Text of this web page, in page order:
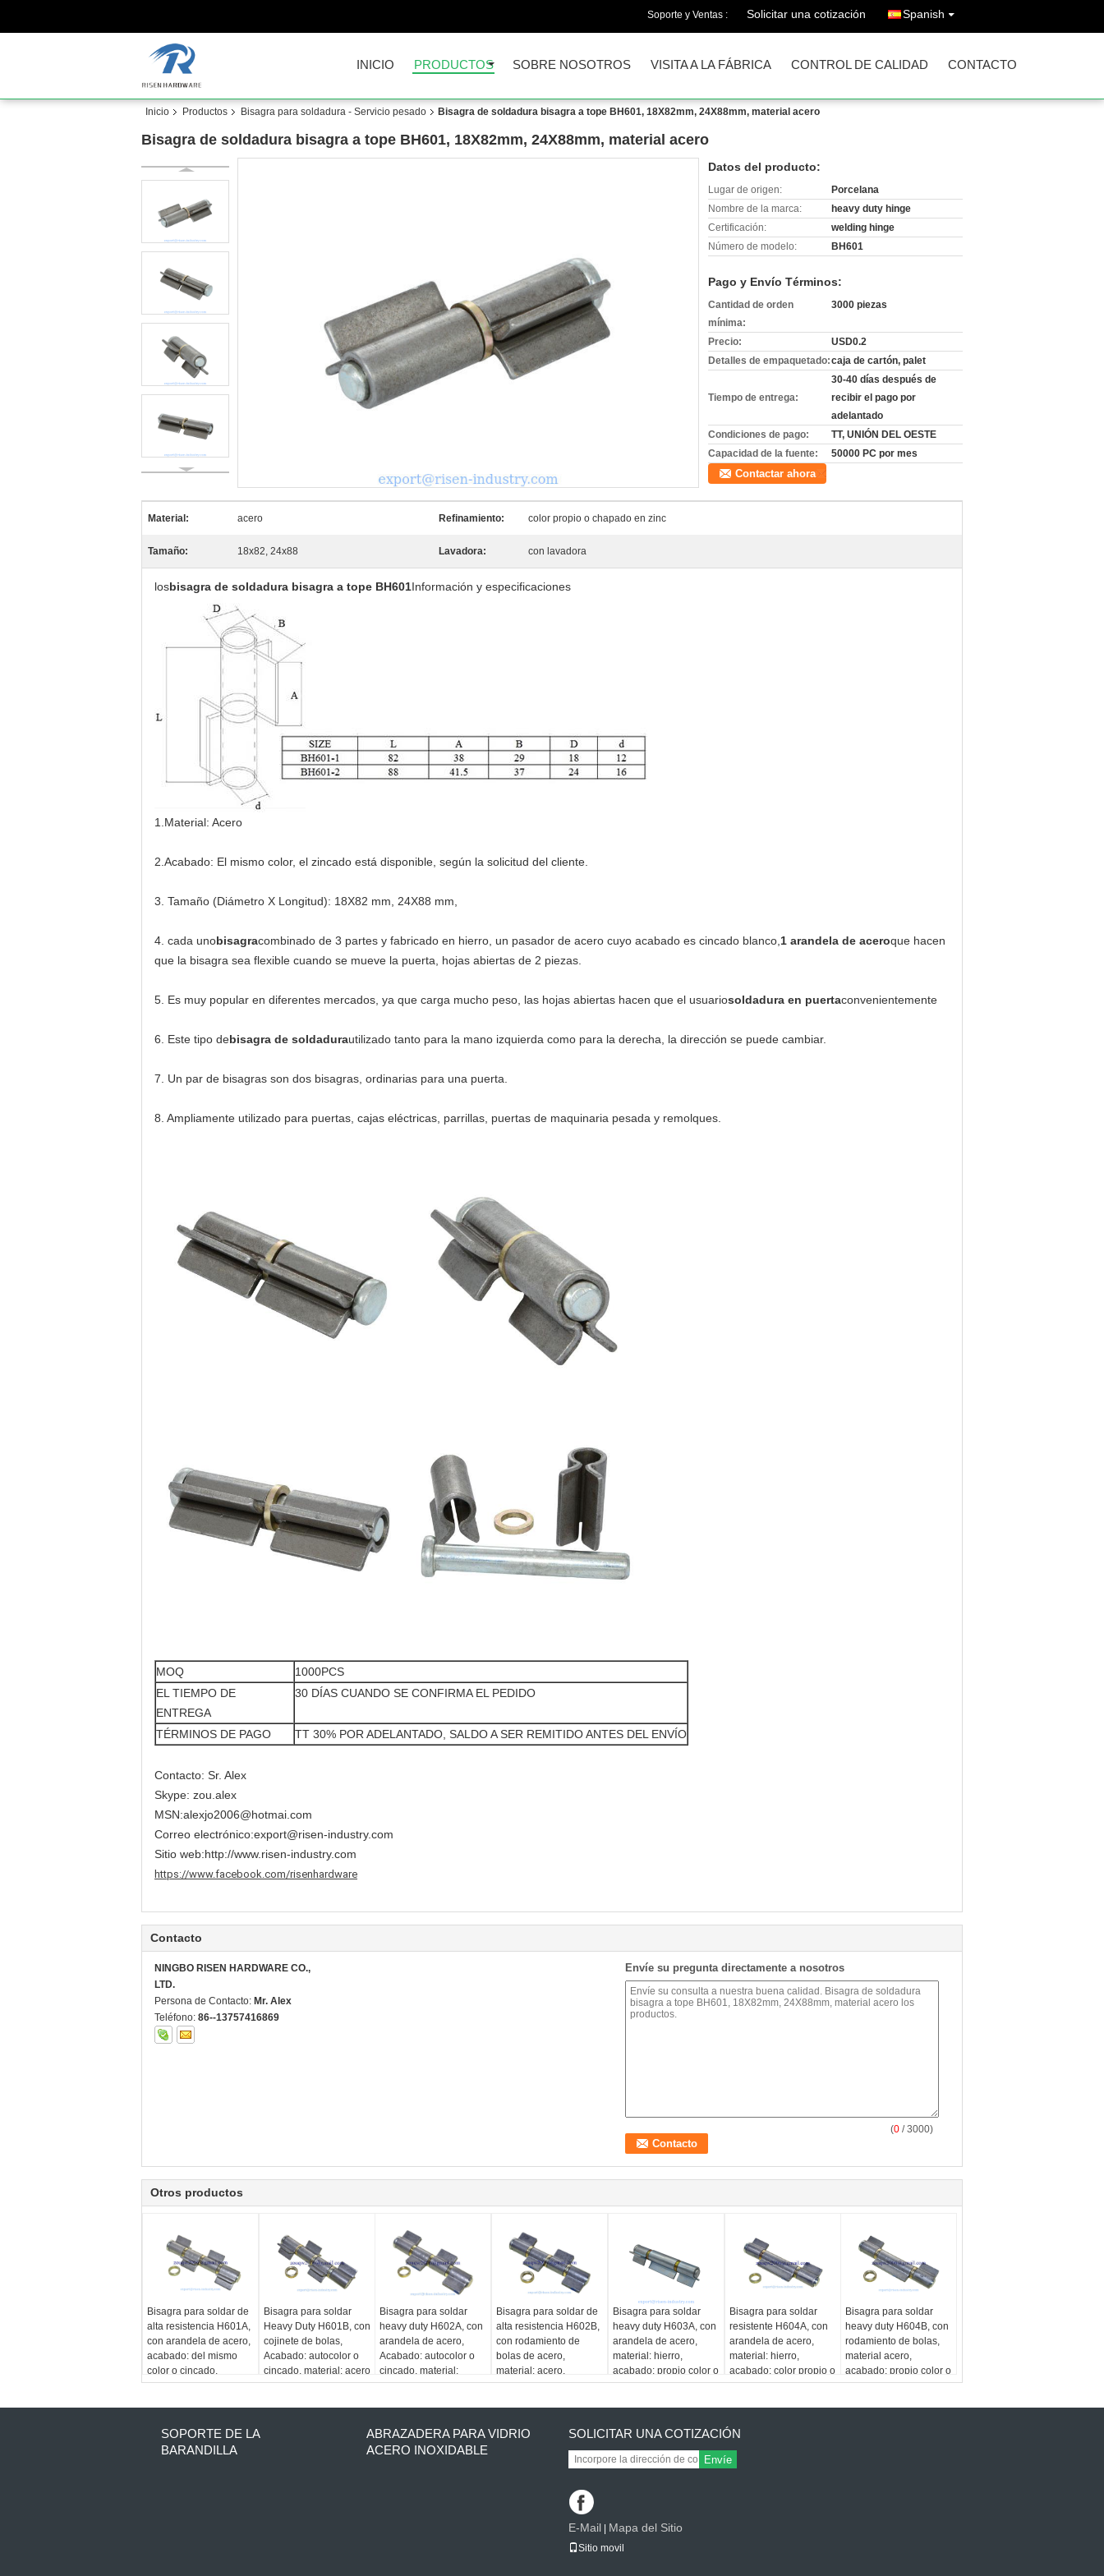
Soporte y Ventas : Solicitar una cotización Spanish
INICIO PRODUCTOS SOBRE NOSOTROS VISITA A LA FÁBRICA CONTROL DE CALIDAD CONTACTO
Inicio Productos Bisagra para soldadura - Servicio pesado Bisagra de soldadura bisagra a tope BH601, 18X82mm, 24X88mm, material acero
Bisagra de soldadura bisagra a tope BH601, 18X82mm, 24X88mm, material acero
Datos del producto:
Lugar de origen:
Porcelana
Nombre de la marca:
heavy duty hinge
Certificación:
welding hinge
Número de modelo:
BH601
Pago y Envío Términos:
Cantidad de orden
mínima:
3000 piezas
Precio:
USD0.2
Detalles de empaquetado:caja de cartón, palet
Tiempo de entrega:
30-40 días después de
recibir el pago por
adelantado
Condiciones de pago:
TT, UNIÓN DEL OESTE
Capacidad de la fuente:
50000 PC por mes
Contactar ahora
Material: acero Refinamiento: color propio o chapado en zinc
Tamaño: 18x82, 24x88 Lavadora: con lavadora
losbisagra de soldadura bisagra a tope BH601Información y especificaciones
1.Material: Acero
2.Acabado: El mismo color, el zincado está disponible, según la solicitud del cliente.
3. Tamaño (Diámetro X Longitud): 18X82 mm, 24X88 mm,
4. cada unobisagracombinado de 3 partes y fabricado en hierro, un pasador de acero cuyo acabado es cincado blanco, 1 arandela de aceroque hacen
que la bisagra sea flexible cuando se mueve la puerta, hojas abiertas de 2 piezas.
5. Es muy popular en diferentes mercados, ya que carga mucho peso, las hojas abiertas hacen que el usuariosoldadura en puertaconvenientemente
6. Este tipo debisagra de soldadurautilizado tanto para la mano izquierda como para la derecha, la dirección se puede cambiar.
7. Un par de bisagras son dos bisagras, ordinarias para una puerta.
8. Ampliamente utilizado para puertas, cajas eléctricas, parrillas, puertas de maquinaria pesada y remolques.
MOQ
1000PCS
EL TIEMPO DE
ENTREGA
30 DÍAS CUANDO SE CONFIRMA EL PEDIDO
TÉRMINOS DE PAGO TT 30% POR ADELANTADO, SALDO A SER REMITIDO ANTES DEL ENVÍO
Contacto: Sr. Alex
Skype: zou.alex
MSN:alexjo2006@hotmai.com
Correo electrónico:export@risen-industry.com
Sitio web:http://www.risen-industry.com
https://www.facebook.com/risenhardware
Contacto
NINGBO RISEN HARDWARE CO.,
LTD.
Persona de Contacto: Mr. Alex
Teléfono: 86--13757416869
Envíe su pregunta directamente a nosotros
(0 / 3000)
Otros productos
Bisagra para soldar de
alta resistencia H601A,
con arandela de acero,
acabado: del mismo
color o cincado,
material: acero
Bisagra para soldar
Heavy Duty H601B, con
cojinete de bolas,
Acabado: autocolor o
cincado, material: acero
Bisagra para soldar
heavy duty H602A, con
arandela de acero,
Acabado: autocolor o
cincado, material:
hierro
Bisagra para soldar de
alta resistencia H602B,
con rodamiento de
bolas de acero,
material: acero,
acabado: autocolor o
Bisagra para soldar
heavy duty H603A, con
arandela de acero,
material: hierro,
acabado: propio color o
cincado
Bisagra para soldar
resistente H604A, con
arandela de acero,
material: hierro,
acabado: color propio o
zincado
Bisagra para soldar
heavy duty H604B, con
rodamiento de bolas,
material acero,
acabado: propio color o
cincado
SOPORTE DE LA
BARANDILLA
ABRAZADERA PARA VIDRIO
ACERO INOXIDABLE
SOLICITAR UNA COTIZACIÓN
Envíe
E-Mail Mapa del Sitio
Sitio movil